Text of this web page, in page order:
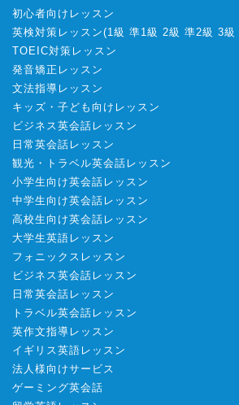
初心者向けレッスン
英検対策レッスン(1級 準1級 2級 準2級 3級
TOEIC対策レッスン
発音矯正レッスン
文法指導レッスン
キッズ・子ども向けレッスン
ビジネス英会話レッスン
日常英会話レッスン
観光・トラベル英会話レッスン
小学生向け英会話レッスン
中学生向け英会話レッスン
高校生向け英会話レッスン
大学生英語レッスン
フォニックスレッスン
ビジネス英会話レッスン
日常英会話レッスン
トラベル英会話レッスン
英作文指導レッスン
イギリス英語レッスン
法人様向けサービス
ゲーミング英会話